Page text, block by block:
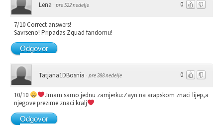
0
Lena · pre 522 nedelje
7/10 Correct answers!
Savrseno! Pripadas Zquad fandomu!
Odgovor
0
Tatjana1DBosnia · pre 388 nedelje
10/10
.Imam samo jednu zamjerku:Zayn na arapskom znaci lijep,a
njegove prezime znaci kralj
Odgovor